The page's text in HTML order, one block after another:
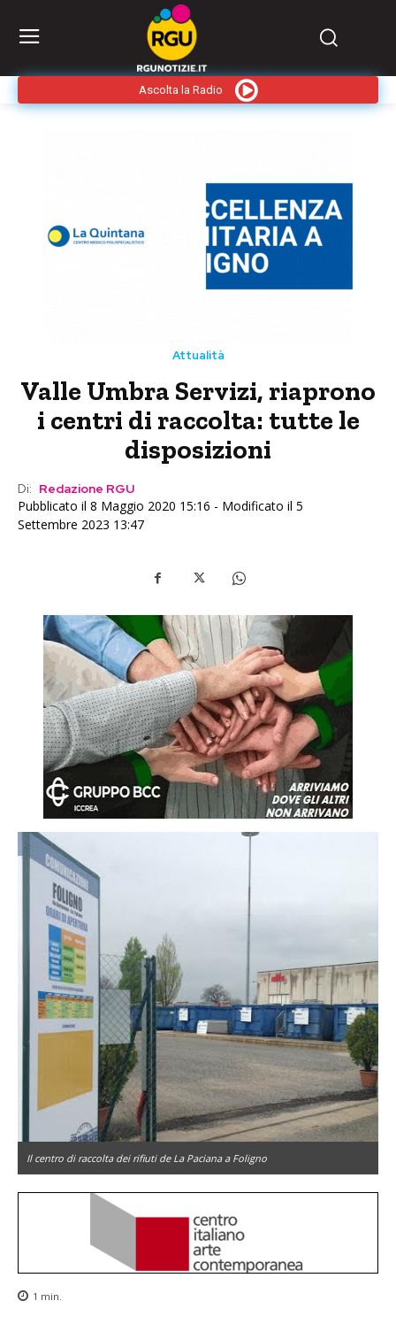
Ascolta la Radio
Attualità
Valle Umbra Servizi, riaprono
i centri di raccolta: tutte le
disposizioni
Di: Redazione RGU
Pubblicato il 8 Maggio 2020 15:16 - Modificato il 5
Settembre 2023 13:47
Il centro di raccolta dei rifiuti de La Paciana a Foligno
1 min.